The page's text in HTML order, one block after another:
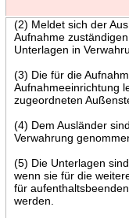
(2) Meldet sich der
Aufnahme
Unterlagen in
(3) Die für die
Aufnahmeeinrichtung
zugeordneten
(4) Dem Ausländer
Verwahrung
(5) Die Unterlagen
wenn sie für die
für
werden.